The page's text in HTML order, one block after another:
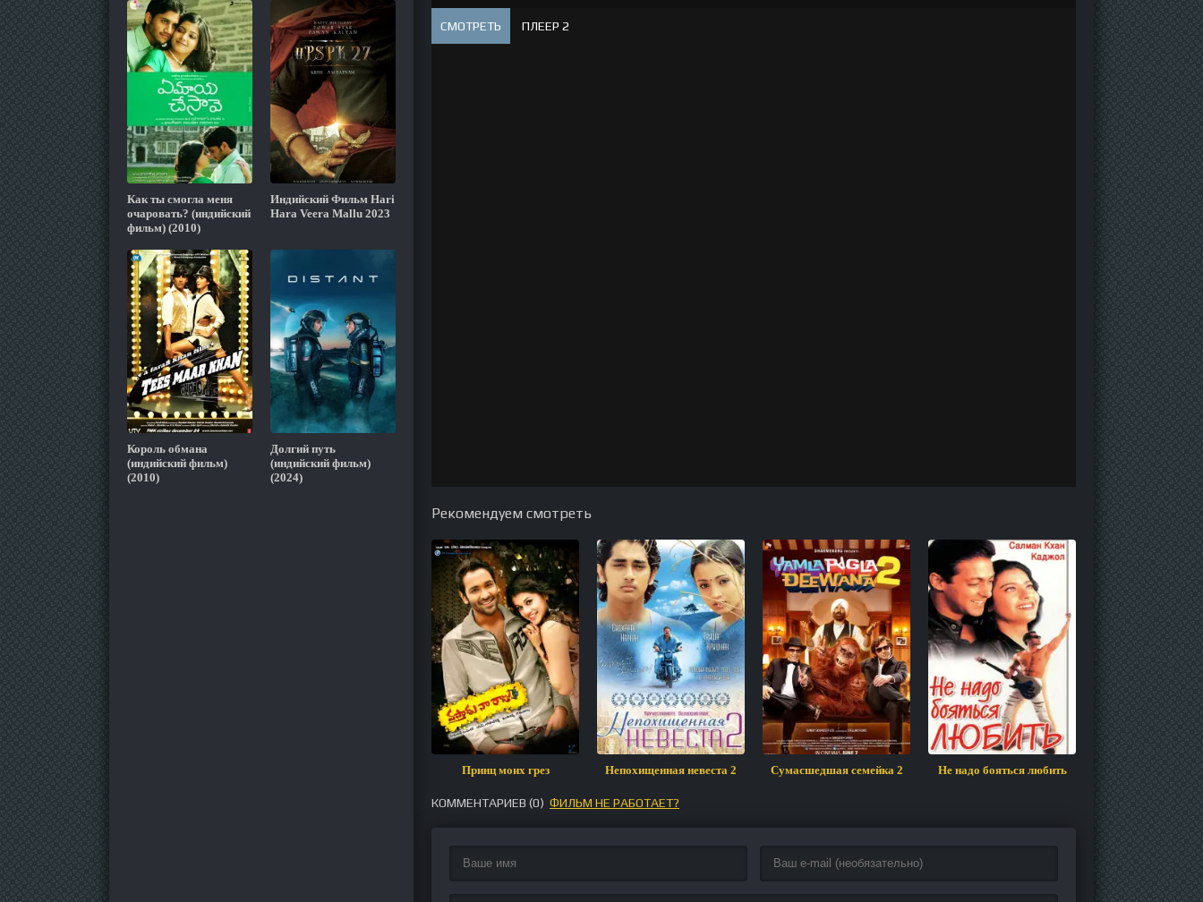
СМОТРЕТЬ ПЛЕЕР 2
Рекомендуем смотреть
Принц моих грез Непохищенная невеста 2 Сумасшедшая семейка 2 Не надо бояться любить Ночь любви
КОММЕНТАРИЕВ (0) ФИЛЬМ НЕ РАБОТАЕТ?
Как ты смогла меня
очаровать? (индийский
фильм) (2010)
Индийский Фильм Hari
Hara Veera Mallu 2023
Король обмана
(индийский фильм)
(2010)
Долгий путь
(индийский фильм)
(2024)